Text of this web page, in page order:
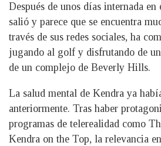
Después de unos días internada
salió y parece que se encuentra
través de sus redes sociales, ha
jugando al golf y disfrutando de
de un complejo de Beverly Hills.
La salud mental de Kendra ya
anteriormente. Tras haber
programas de telerealidad como
Kendra on the Top, la relevancia